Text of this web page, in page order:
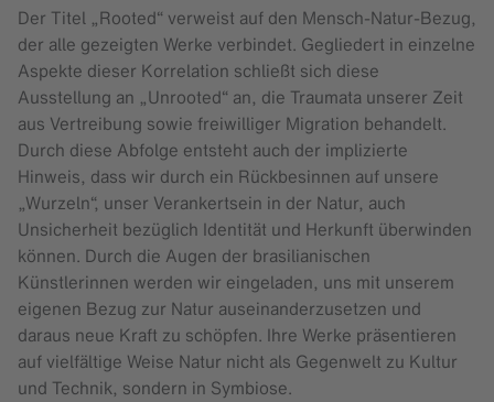
Der Titel „Rooted“ verweist auf den Mensch-Natur-Bezug,
der alle gezeigten Werke verbindet. Gegliedert in einzelne
Aspekte dieser Korrelation schließt sich diese
Ausstellung an „Unrooted“ an, die Traumata unserer Zeit
aus Vertreibung sowie freiwilliger Migration behandelt.
Durch diese Abfolge entsteht auch der implizierte
Hinweis, dass wir durch ein Rückbesinnen auf unsere
„Wurzeln“, unser Verankertsein in der Natur, auch
Unsicherheit bezüglich Identität und Herkunft überwinden
können. Durch die Augen der brasilianischen
Künstlerinnen werden wir eingeladen, uns mit unserem
eigenen Bezug zur Natur auseinanderzusetzen und
daraus neue Kraft zu schöpfen. Ihre Werke präsentieren
auf vielfältige Weise Natur nicht als Gegenwelt zu Kultur
und Technik, sondern in Symbiose.